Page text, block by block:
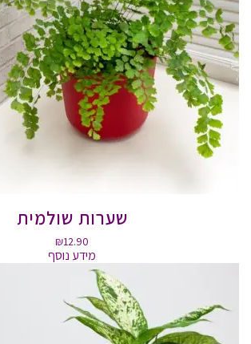
שערות שולמית
₪12.90
מידע נוסף